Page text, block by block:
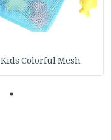
Kids Colorful Mesh
1